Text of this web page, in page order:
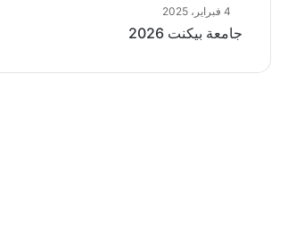
4 فبراير، 2025
جامعة بيكنت 2026